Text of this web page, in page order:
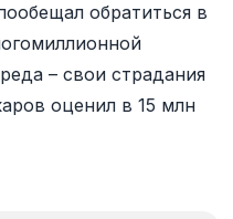
обратиться в
– свои страдания
оценил в 15 млн